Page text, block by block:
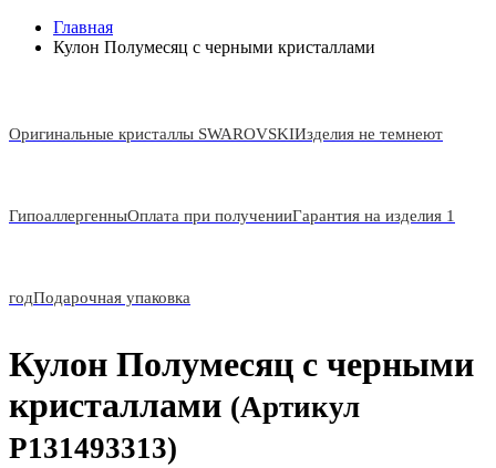
Главная
Кулон Полумесяц с черными кристаллами
Оригинальные кристаллы SWAROVSKIИзделия не темнеют
ГипоаллергенныОплата при полученииГарантия на изделия 1
годПодарочная упаковка
Кулон Полумесяц с черными
кристаллами (Артикул
P131493313)